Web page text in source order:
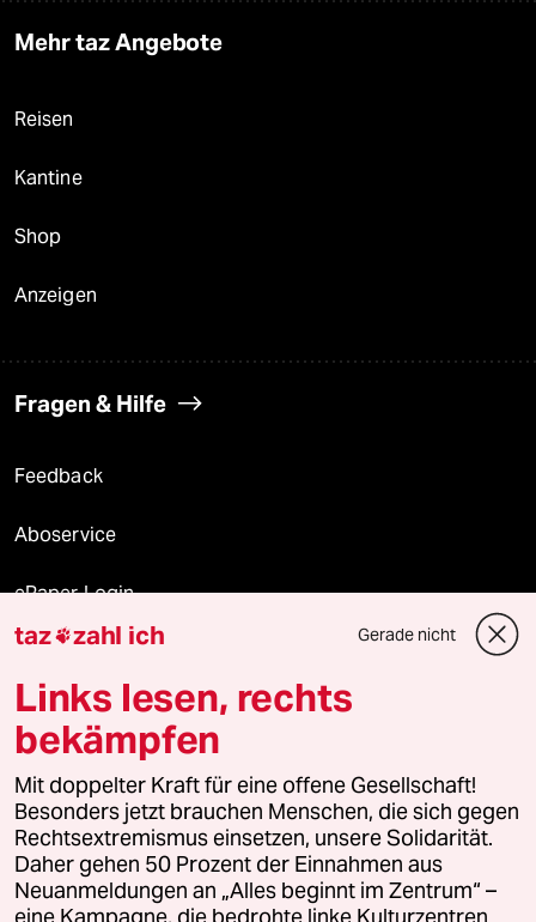
Mehr taz Angebote
Reisen
Kantine
Shop
Anzeigen
Fragen & Hilfe
Feedback
Aboservice
ePaper Login
Downloads für Abonnierende
© 2026 taz Verlags und Vertriebs GmbH
Alle Rechte vorbehalten. Bei rechtlichen Fragen oder für Genehmigungen
wenden Sie sich bitte an
lizenzen@taz.de
Feedback Redaktionsstatut Kommune-Richtlinien
taz zahl ich Gerade nicht
Links lesen, rechts
bekämpfen
Mit doppelter Kraft für eine offene Gesellschaft!
Besonders jetzt brauchen Menschen, die sich gegen
Rechtsextremismus einsetzen, unsere Solidarität.
Daher gehen 50 Prozent der Einnahmen aus
Neuanmeldungen an „Alles beginnt im Zentrum“ –